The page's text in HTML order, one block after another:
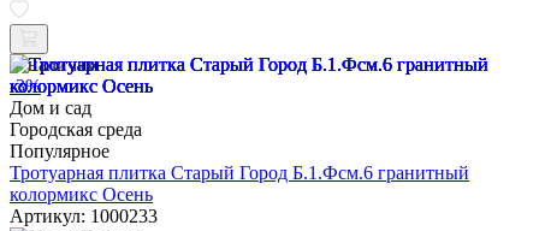
В наличии
-3%
Дом и сад
Городская среда
Популярное
Тротуарная плитка Старый Город Б.1.Фсм.6 гранитный
колормикс Осень
Артикул: 1000233